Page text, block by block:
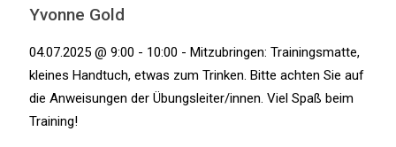
Yvonne Gold
04.07.2025 @ 9:00 - 10:00 - Mitzubringen: Trainingsmatte,
kleines Handtuch, etwas zum Trinken. Bitte achten Sie auf
die Anweisungen der Übungsleiter/innen. Viel Spaß beim
Training!